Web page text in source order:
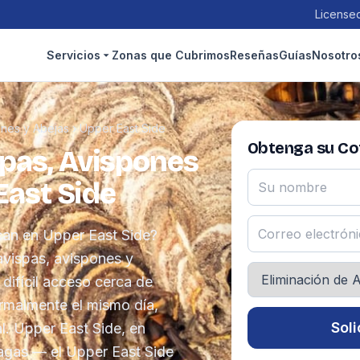
Servicios Zonas que CubrimosReseñasGuías
y Abejas›Upper East Side
Avispones
Side
en Upper East Side?
avispones y
difícil acceso cerca de
el mismo día,
Upper East Side, en
— el Upper East Side
Obtenga su